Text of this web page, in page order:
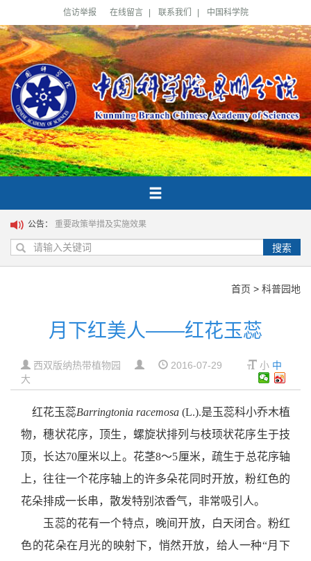
信访举报 在线留言 联系我们 中国科学院
公告： 重要政策举措及实施效果
搜索
首页 > 科普园地
月下红美人——红花玉蕊
西双版纳热带植物园 2016-07-29 小 中
大
红花玉蕊Barringtonia racemosa (L.).是玉蕊科小乔木植
物，穗状花序，顶生，螺旋状排列与枝顼状花序生于技
顶，长达70厘米以上。花茎8～5厘米，疏生于总花序轴
上，往往一个花序轴上的许多朵花同时开放，粉红色的
花朵排成一长串，散发特别浓香气，非常吸引人。
玉蕊的花有一个特点，晚间开放，白天闭合。粉红
色的花朵在月光的映射下，悄然开放，给人一种“月下